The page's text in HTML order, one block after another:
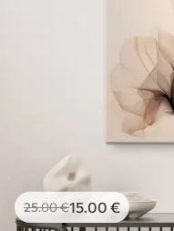
25.00€15.00 €